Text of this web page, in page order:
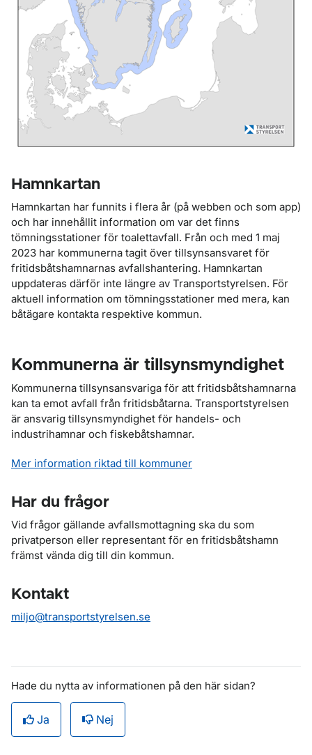
Hamnkartan
Hamnkartan har funnits i flera år (på webben och som app)
och har innehållit information om var det finns
tömningsstationer för toalettavfall. Från och med 1 maj
2023 har kommunerna tagit över tillsynsansvaret för
fritidsbåtshamnarnas avfallshantering. Hamnkartan
uppdateras därför inte längre av Transportstyrelsen. För
aktuell information om tömningsstationer med mera, kan
båtägare kontakta respektive kommun.
Kommunerna är tillsynsmyndighet
Kommunerna tillsynsansvariga för att fritidsbåtshamnarna
kan ta emot avfall från fritidsbåtarna. Transportstyrelsen
är ansvarig tillsynsmyndighet för handels- och
industrihamnar och fiskebåtshamnar.
Mer information riktad till kommuner
Har du frågor
Vid frågor gällande avfallsmottagning ska du som
privatperson eller representant för en fritidsbåtshamn
främst vända dig till din kommun.
Kontakt
miljo@transportstyrelsen.se
Hade du nytta av informationen på den här sidan?
Ja Nej